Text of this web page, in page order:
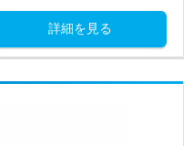
詳細を見る